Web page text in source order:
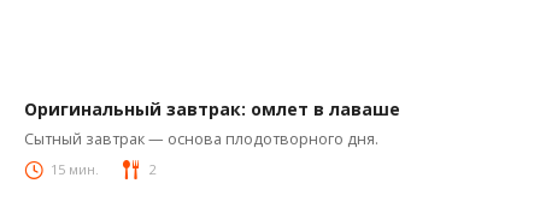
Яй-рецепты
Оригинальный завтрак: омлет в лаваше
Сытный завтрак — основа плодотворного дня.
15 мин. 2